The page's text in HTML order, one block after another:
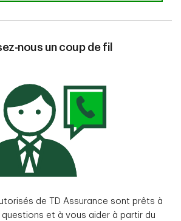
nous un coup de fil
de TD Assurance sont prêts à
et à vous aider à partir du